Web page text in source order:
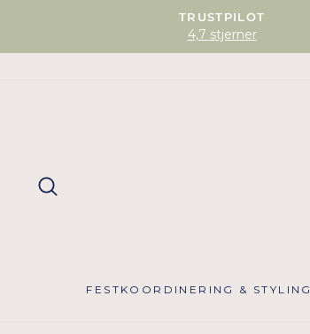
TRUSTPILOT
4,7 stjerner
FESTKOORDINERING & STYLING